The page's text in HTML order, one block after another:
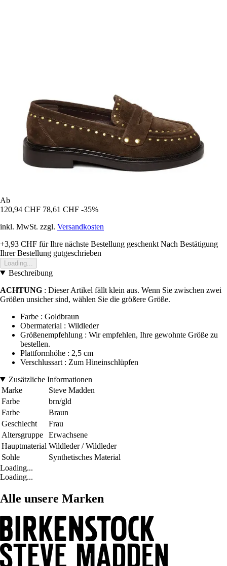
Ab
120,94 CHF 78,61 CHF -35%
inkl. MwSt. zzgl. Versandkosten
+3,93 CHF für Ihre nächste Bestellung geschenkt Nach Bestätigung
Ihrer Bestellung gutgeschrieben
Loading...
Beschreibung
ACHTUNG : Dieser Artikel fällt klein aus. Wenn Sie zwischen zwei
Größen unsicher sind, wählen Sie die größere Größe.
Farbe : Goldbraun
Obermaterial : Wildleder
Größenempfehlung : Wir empfehlen, Ihre gewohnte Größe zu
bestellen.
Plattformhöhe : 2,5 cm
Verschlussart : Zum Hineinschlüpfen
Zusätzliche Informationen
Marke
Steve Madden
Farbe
brn/gld
Farbe
Braun
Geschlecht
Frau
Altersgruppe
Erwachsene
Hauptmaterial Wildleder / Wildleder
Sohle
Synthetisches Material
Loading...
Loading...
Alle unsere Marken